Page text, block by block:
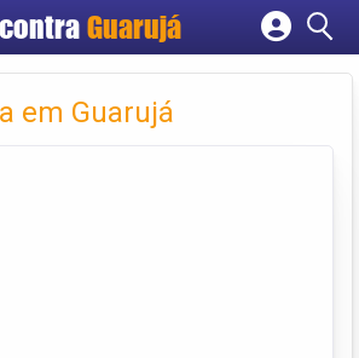
Guarujá
Cadastrar empresa
Criar conta
em Guarujá